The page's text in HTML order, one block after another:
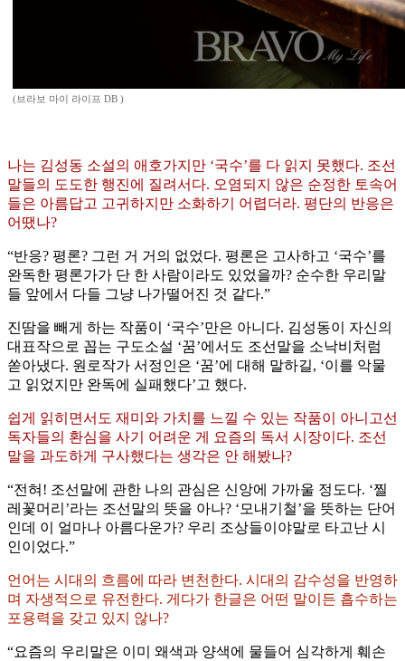
(브라보 마이 라이프 DB )
나는 김성동 소설의 애호가지만 ‘국수’를 다 읽지 못했다. 조선
말들의 도도한 행진에 질려서다. 오염되지 않은 순정한 토속어
들은 아름답고 고귀하지만 소화하기 어렵더라. 평단의 반응은
어땠나?
“반응? 평론? 그런 거 거의 없었다. 평론은 고사하고 ‘국수’를
완독한 평론가가 단 한 사람이라도 있었을까? 순수한 우리말
들 앞에서 다들 그냥 나가떨어진 것 같다.”
진땀을 빼게 하는 작품이 ‘국수’만은 아니다. 김성동이 자신의
대표작으로 꼽는 구도소설 ‘꿈’에서도 조선말을 소낙비처럼
쏟아냈다. 원로작가 서정인은 ‘꿈’에 대해 말하길, ‘이를 악물
고 읽었지만 완독에 실패했다’고 했다.
쉽게 읽히면서도 재미와 가치를 느낄 수 있는 작품이 아니고선
독자들의 환심을 사기 어려운 게 요즘의 독서 시장이다. 조선
말을 과도하게 구사했다는 생각은 안 해봤나?
“전혀! 조선말에 관한 나의 관심은 신앙에 가까울 정도다. ‘찔
레꽃머리’라는 조선말의 뜻을 아나? ‘모내기철’을 뜻하는 단어
인데 이 얼마나 아름다운가? 우리 조상들이야말로 타고난 시
인이었다.”
언어는 시대의 흐름에 따라 변천한다. 시대의 감수성을 반영하
며 자생적으로 유전한다. 게다가 한글은 어떤 말이든 흡수하는
포용력을 갖고 있지 않나?
“요즘의 우리말은 이미 왜색과 양색에 물들어 심각하게 훼손